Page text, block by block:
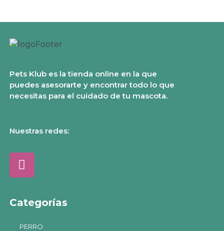
Pets Klub es la tienda online en la que
puedes asesorarte y encontrar todo lo que
necesitas para el cuidado de tu mascota.
Nuestras redes:
Categorías
PERRO